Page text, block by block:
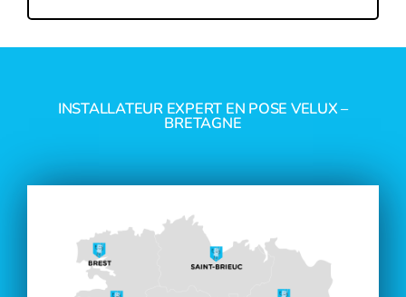
INSTALLATEUR EXPERT EN POSE VELUX –
BRETAGNE